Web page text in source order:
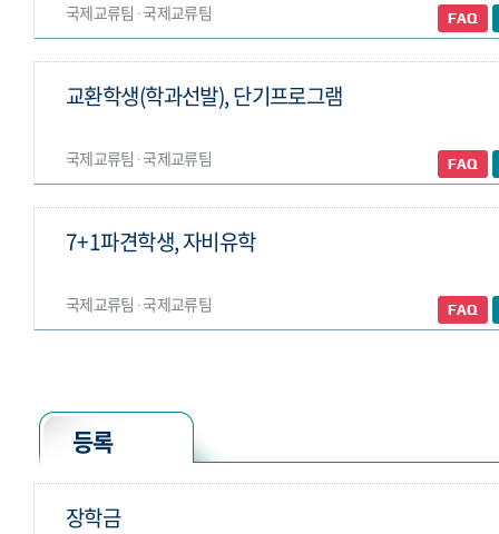
국제교류팀 ∙ 국제교류팀
국제교류팀 ∙ 국제교류팀
교환학생(학과선발), 단기프로그램
국제교류팀 ∙ 국제교류팀
7+1파견학생, 자비유학
등록
장학금